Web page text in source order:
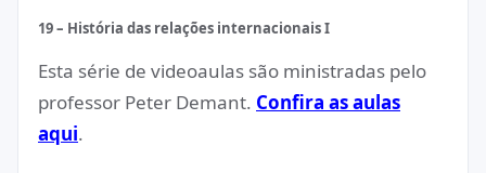
19 – História das relações internacionais I
Esta série de videoaulas são ministradas pelo
professor Peter Demant. Confira as aulas
aqui.